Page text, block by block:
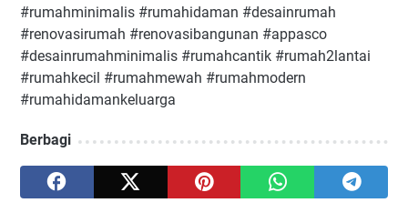
#rumahminimalis⁠ #rumahidaman⁠ #desainrumah⁠
#renovasirumah⁠ #renovasibangunan⁠ #appasco⁠
#desainrumahminimalis⁠ #rumahcantik⁠ #rumah2lantai⁠
#rumahkecil⁠ #rumahmewah⁠ #rumahmodern⁠
#rumahidamankeluarga
Berbagi